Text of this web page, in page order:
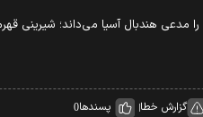
را مدعی هندبال آسیا می‌داند؛
گزارش خطا پسندها0